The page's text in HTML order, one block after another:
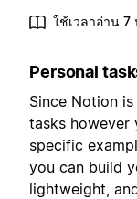
ใช้เวลาอ่าน 7
Personal
Since Notion
tasks however
specific
you can build
lightweight,